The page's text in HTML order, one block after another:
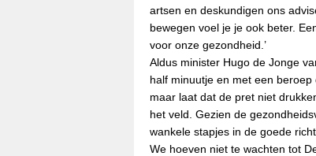
artsen en deskundigen ons
bewegen voel je je ook beter.
voor onze gezondheid.’
Aldus minister Hugo de Jonge
half minuutje en met een
maar laat dat de pret niet
het veld. Gezien de
wankele stapjes in de goede
We hoeven niet te wachten tot